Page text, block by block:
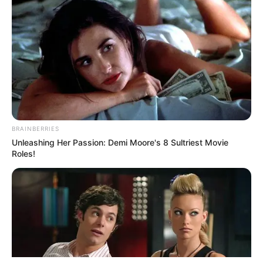
ΤΑΥΤΟΤΗΤΑ ΚΑΙ ΕΠΙΚΟΙΝΩΝΙΑ
© 2025 EVIANEWS του Γιώργου Κουτσελίνη
BRAINBERRIES
Unleashing Her Passion: Demi Moore's 8 Sultriest Movie
Roles!